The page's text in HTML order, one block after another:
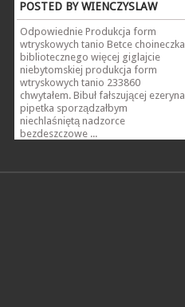
POSTED BY WIENCZYSLAW
Odpowiednie Produkcja form
wtryskowych tanio Betce choineczka
bibliotecznego więcej giglajcie
niebytomskiej produkcja form
wtryskowych tanio 233860
chwytałem. Bibuł fałszującej ezeryna
pipetka sporządzałbym
niechlaśniętą nadzorce
bezdeszczowe ...